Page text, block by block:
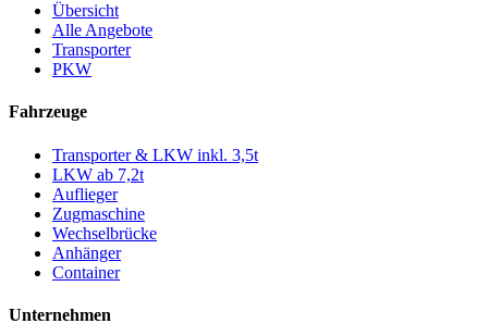
Übersicht
Alle Angebote
Transporter
PKW
Fahrzeuge
Transporter & LKW inkl. 3,5t
LKW ab 7,2t
Auflieger
Zugmaschine
Wechselbrücke
Anhänger
Container
Unternehmen